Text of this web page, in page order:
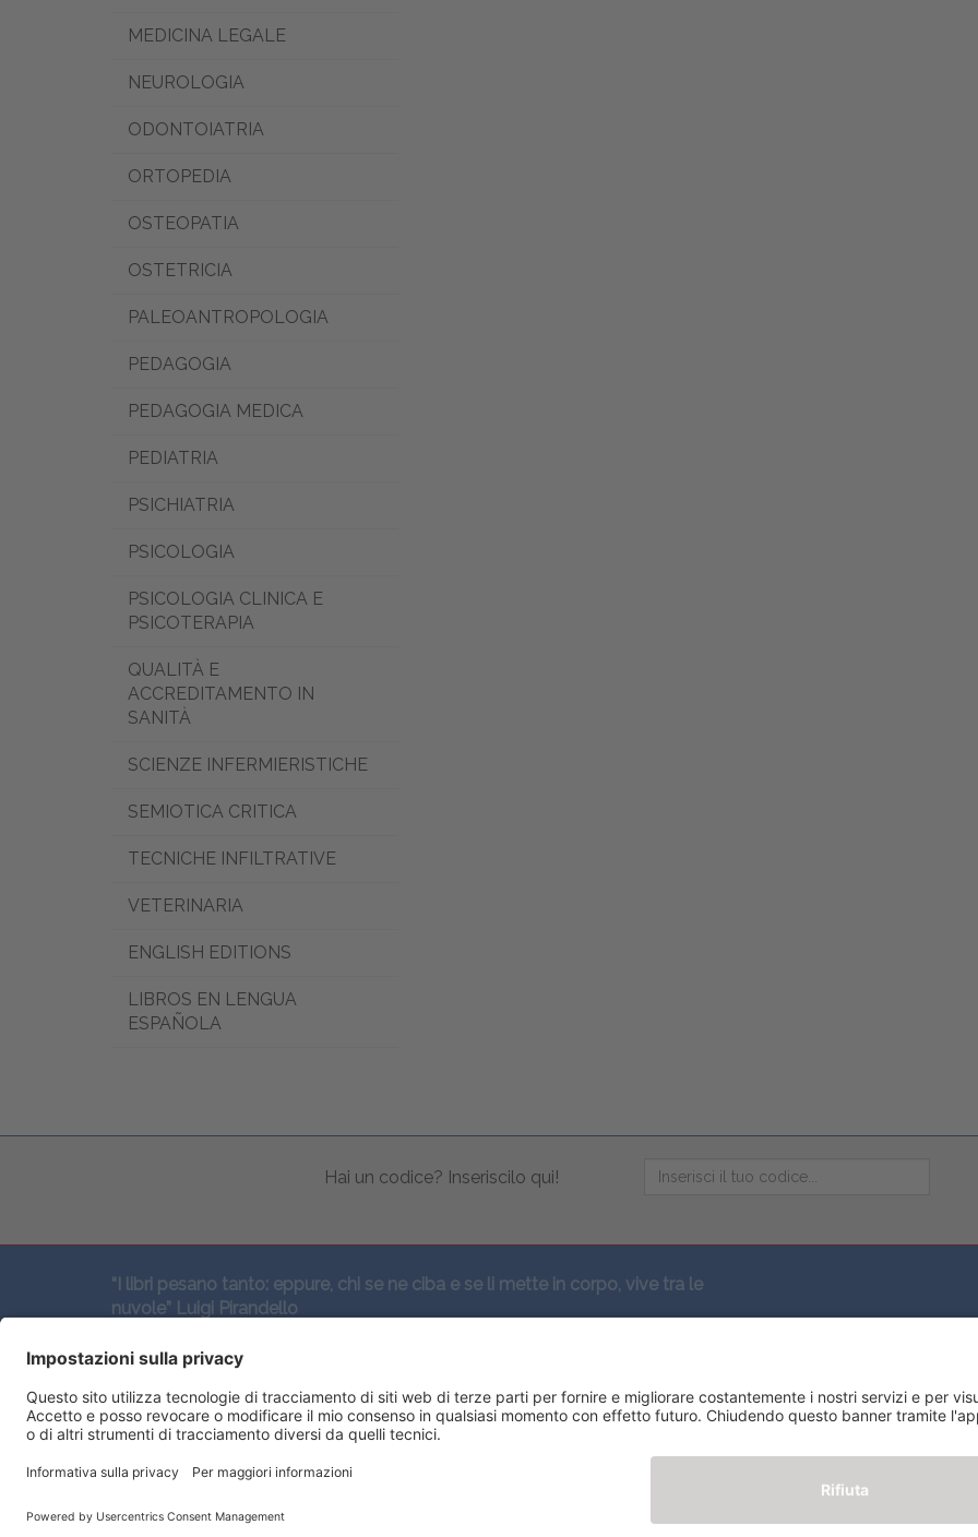
MEDICINA LEGALE
NEUROLOGIA
ODONTOIATRIA
ORTOPEDIA
OSTEOPATIA
OSTETRICIA
PALEOANTROPOLOGIA
PEDAGOGIA
PEDAGOGIA MEDICA
PEDIATRIA
PSICHIATRIA
PSICOLOGIA
PSICOLOGIA CLINICA E
PSICOTERAPIA
QUALITÀ E
ACCREDITAMENTO IN
SANITÀ
SCIENZE INFERMIERISTICHE
SEMIOTICA CRITICA
TECNICHE INFILTRATIVE
VETERINARIA
ENGLISH EDITIONS
LIBROS EN LENGUA
ESPAÑOLA
Hai un codice? Inseriscilo qui!
“I libri pesano tanto: eppure, chi se ne ciba e se li mette in corpo, vive tra le
nuvole” Luigi Pirandello
SEGUICI QUI: